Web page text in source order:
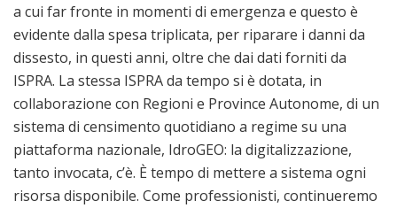
a cui far fronte in momenti di emergenza e questo è
evidente dalla spesa triplicata, per riparare i danni da
dissesto, in questi anni, oltre che dai dati forniti da
ISPRA. La stessa ISPRA da tempo si è dotata, in
collaborazione con Regioni e Province Autonome, di un
sistema di censimento quotidiano a regime su una
piattaforma nazionale, IdroGEO: la digitalizzazione,
tanto invocata, c’è. È tempo di mettere a sistema ogni
risorsa disponibile. Come professionisti, continueremo